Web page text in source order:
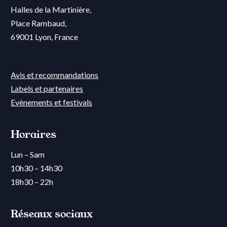
Halles de la Martinière,
Place Rambaud,
69001 Lyon, France
Avis et recommandations
Labels et partenaires
Evènements et festivals
Horaires
Lun – Sam
10h30 – 14h30
18h30 – 22h
Réseaux sociaux